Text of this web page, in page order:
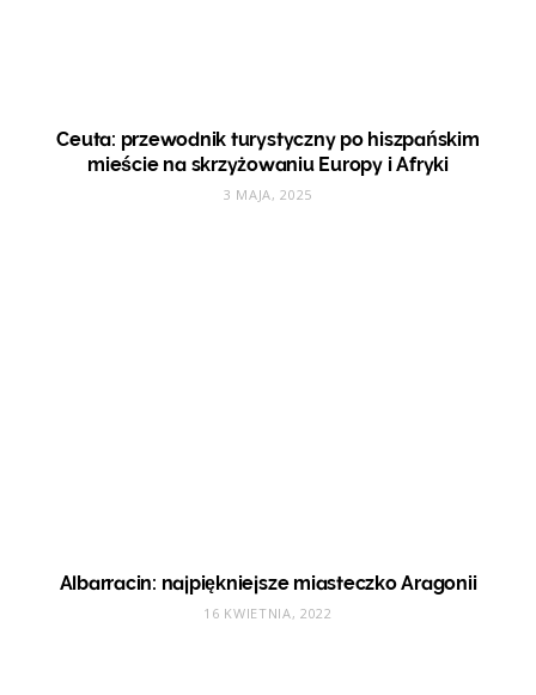
Ceuta: przewodnik turystyczny po hiszpańskim
mieście na skrzyżowaniu Europy i Afryki
3 MAJA, 2025
Albarracin: najpiękniejsze miasteczko Aragonii
16 KWIETNIA, 2022